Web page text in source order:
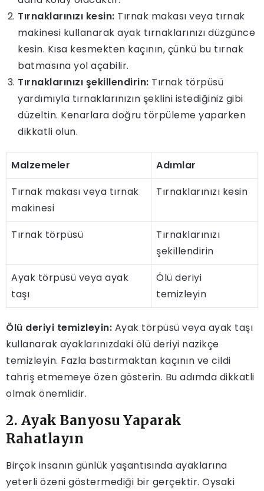
Tırnaklarınızı kesin: Tırnak makası veya tırnak
makinesi kullanarak ayak tırnaklarınızı düzgünce
kesin. Kısa kesmekten kaçının, çünkü bu tırnak
batmasına yol açabilir.
Tırnaklarınızı şekillendirin: Tırnak törpüsü
yardımıyla tırnaklarınızın şeklini istediğiniz gibi
düzeltin. Kenarlara doğru törpüleme yaparken
dikkatli olun.
Malzemeler
Adımlar
Tırnak makası veya tırnak
makinesi
Tırnaklarınızı kesin
Tırnak törpüsü
Tırnaklarınızı
şekillendirin
Ayak törpüsü veya ayak
taşı
Ölü deriyi
temizleyin
Ölü deriyi temizleyin: Ayak törpüsü veya ayak taşı
kullanarak ayaklarınızdaki ölü deriyi nazikçe
temizleyin. Fazla bastırmaktan kaçının ve cildi
tahriş etmemeye özen gösterin. Bu adımda dikkatli
olmak önemlidir.
2. Ayak Banyosu Yaparak
Rahatlayın
Birçok insanın günlük yaşantısında ayaklarına
yeterli özeni göstermediği bir gerçektir. Oysaki